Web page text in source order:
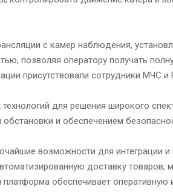
с камер наблюдения,
позволяя оператору получать
присутствовали сотрудники МЧС
для решения широкого
и обеспечением
возможности для интеграции
доставку товаров,
обеспечивает оперативную